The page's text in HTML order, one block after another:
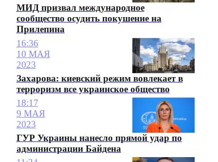
МИД призвал международное
сообщество осудить покушение на
Прилепина
16:36
10 МАЯ
2023
Захарова: киевский режим вовлекает в
терроризм все украинское общество
18:17
9 МАЯ
2023
ГУР Украины нанесло прямой удар по
администрации Байдена